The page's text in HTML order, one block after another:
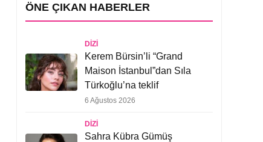
ÖNE ÇIKAN HABERLER
DIZI
Kerem Bürsin’li “Grand
Maison İstanbul”dan Sıla
Türkoğlu’na teklif
6 Ağustos 2026
DIZI
Sahra Kübra Gümüş